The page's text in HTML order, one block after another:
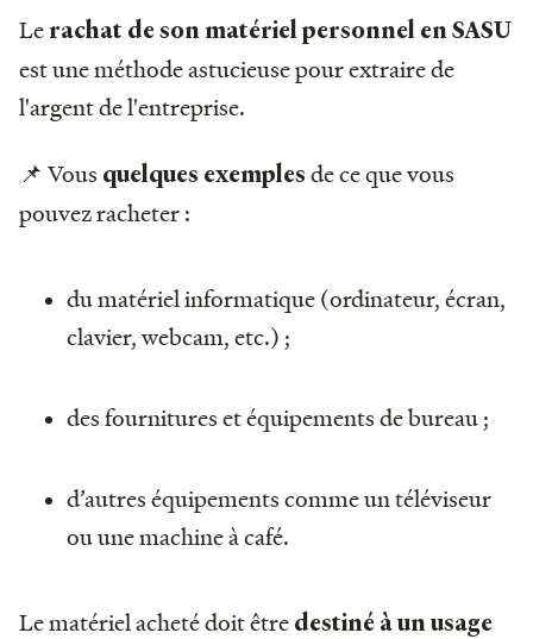
Le rachat de son matériel personnel en SASU
est une méthode astucieuse pour extraire de
l'argent de l'entreprise.
📌 Vous quelques exemples de ce que vous
pouvez racheter :
du matériel informatique (ordinateur, écran,
clavier, webcam, etc.) ;
des fournitures et équipements de bureau ;
d’autres équipements comme un téléviseur
ou une machine à café.
Le matériel acheté doit être destiné à un usage